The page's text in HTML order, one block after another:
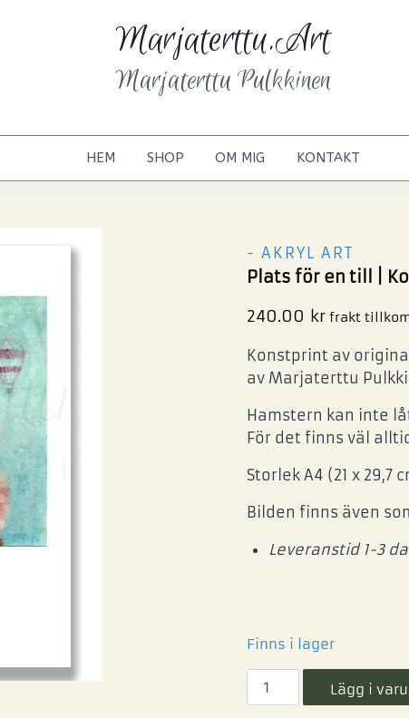
Marjaterttu.Art
Marjaterttu Pulkkinen
HEM SHOP OM MIG KONTAKT
- AKRYL ART
Plats för en till |
240.00 kr frakt
Konstprint av
av Marjaterttu
Hamstern kan inte
För det finns väl
Storlek A4 (21 x 29,7
Bilden finns även
Leveranstid 1-3
Finns i lager
Lägg i